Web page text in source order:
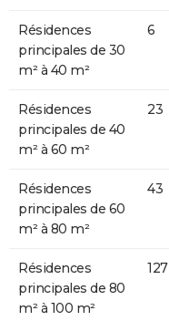
Résidences
principales de 30
m² à 40 m²
6
Résidences
principales de 40
m² à 60 m²
23
Résidences
principales de 60
m² à 80 m²
43
Résidences
principales de 80
m² à 100 m²
127